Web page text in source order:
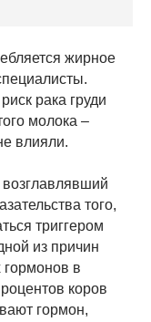
жирное
рака груди
молока –
влияли.
того,
триггером
из причин
гормонов в
коров
гормон,